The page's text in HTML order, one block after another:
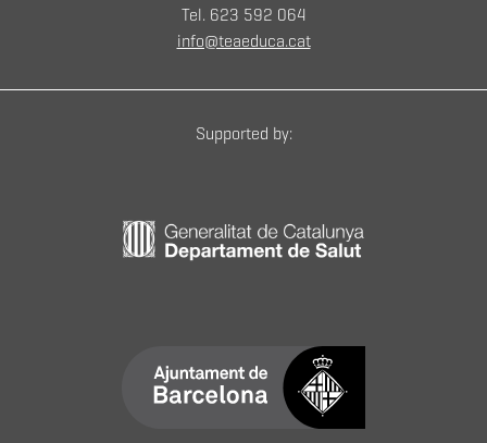
Tel. 623 592 064
info@teaeduca.cat
Supported by: